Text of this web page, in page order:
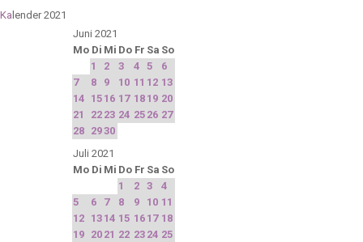
Ka lender 2021
Juni 2021
Mo Di Mi Do Fr Sa So
1
2 3 4 5
6
7
8 9 10 11 12 13
14 15 16 17 18 19 20
21
22 23 24 25 26 27
28 2930
Juli 2021
Mo Di Mi Do Fr Sa So
1
2 3
4
5
6 7 8 9 10 11
12 13 14 15 16 17 18
19 20 21 22 23 24 25